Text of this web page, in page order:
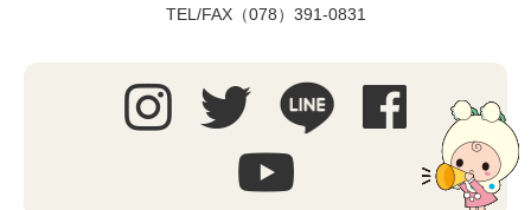
TEL/FAX（078）391-0831